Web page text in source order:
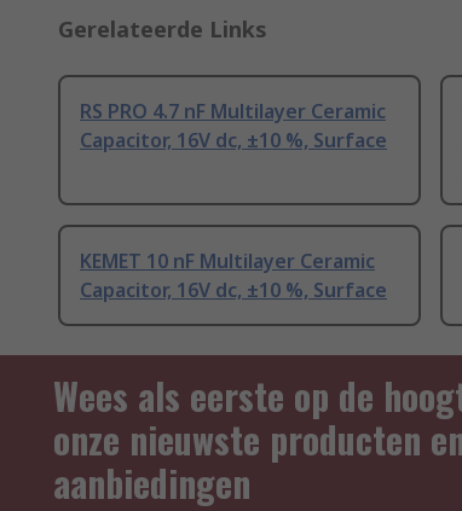
Gerelateerde Links
RS PRO 4.7 nF Multilayer Ceramic
Capacitor, 16V dc, ±10 %, Surface
KEMET 10 nF Multilayer Ceramic
Capacitor, 16V dc, ±10 %, Surface
Wees als eerste op de
onze nieuwste producten
aanbiedingen